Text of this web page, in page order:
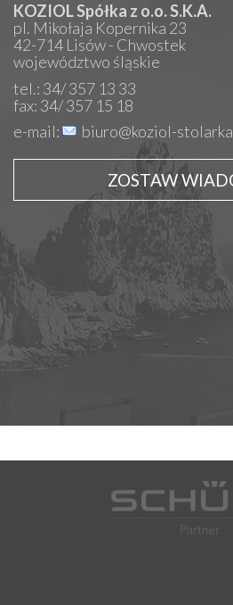
KOZIOL Spółka z o.o. S.K.A.
pl. Mikołaja Kopernika 23
42-714 Lisów - Chwostek
województwo śląskie
tel.: 34/ 357 13 33
fax: 34/ 357 15 18
e-mail:
biuro@koziol-
ZOSTAW